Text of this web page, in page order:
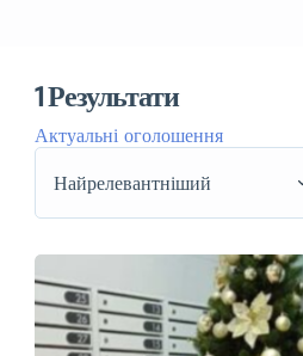
1Результати
Актуальні оголошення
Найрелевантніший